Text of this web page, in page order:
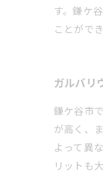
す。鎌ケ
ことがで
ガルバリ
鎌ケ谷市
が高く、
よって異
リットも